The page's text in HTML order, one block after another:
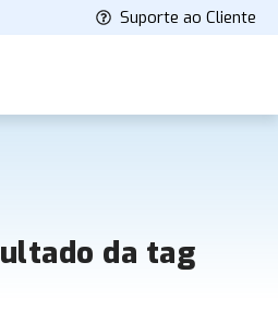
Suporte ao Cliente
da tag